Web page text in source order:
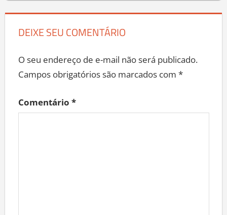
DEIXE SEU COMENTÁRIO
O seu endereço de e-mail não será publicado.
Campos obrigatórios são marcados com *
Comentário *